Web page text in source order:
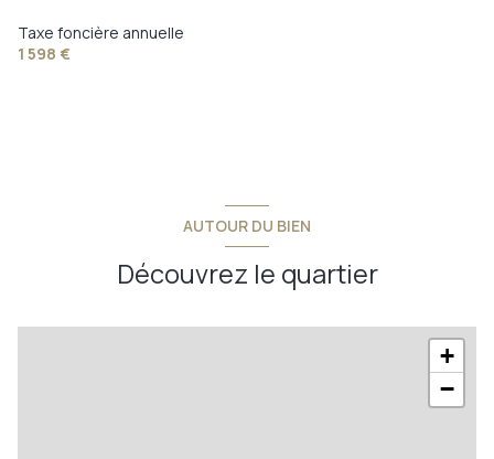
vue degagée, panoramique
Taxe foncière annuelle
1 598 €
AUTOUR DU BIEN
Découvrez le quartier
+
−